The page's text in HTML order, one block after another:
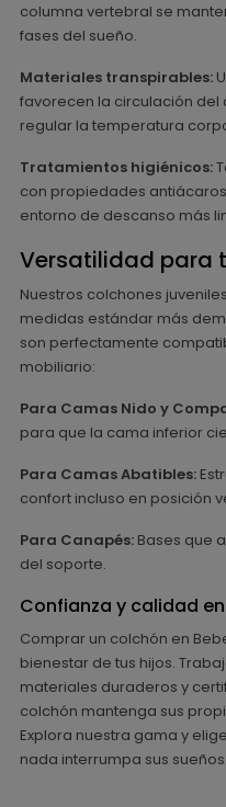
columna vertebral se
fases del sueño.
Materiales transpirables:
favorecen la circulación
regular la temperatura
Tratamientos higiénicos:
con propiedades
entorno de descanso más
Versatilidad para
Nuestros colchones
medidas estándar más
son perfectamente
mobiliario:
Para Camas Nido y
para que la cama inferior
Para Camas Abatibles:
confort incluso en posición
Para Canapés: Bases que
del soporte.
Confianza y calidad
Comprar un colchón en
bienestar de tus hijos.
materiales duraderos y
colchón mantenga sus
Explora nuestra gama y
nada interrumpa sus sueños.